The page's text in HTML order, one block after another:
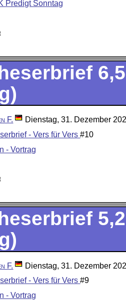
Predigt Sonntag
F.
Dienstag, 31. Dezember
- Vers für Vers#10
- Vortrag
F.
Dienstag, 31. Dezember
- Vers für Vers#9
- Vortrag